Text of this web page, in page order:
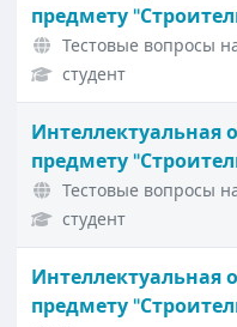
предмету
Тестовые вопросы
студент
Интеллектуальная
предмету
Тестовые вопросы
студент
Интеллектуальная
предмету